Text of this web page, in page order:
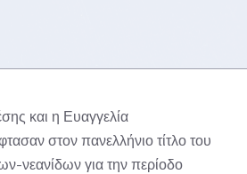
και η Ευαγγελία
στον πανελλήνιο τίτλο του
νεανίδων για την περίοδο